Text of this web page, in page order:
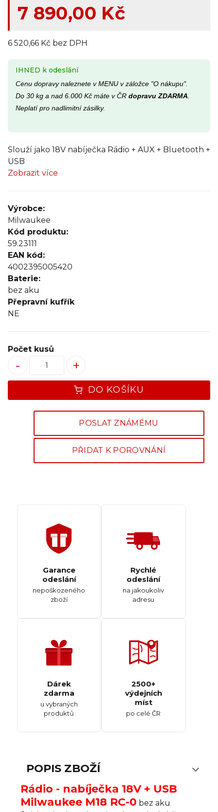
7 890,00 Kč
6 520,66 Kč bez DPH
IHNED k odeslání
Cenu dopravy naleznete v MENU v záložce "O nákupu".
Do 30 kg a nad 6.000 Kč máte v ČR dopravu ZDARMA
Neplatí pro nadlimitní zásilky.
Slouží jako 18V nabíječka Rádio + AUX + Bluetooth +
USB
Zobrazit více
Výrobce:
Milwaukee
Kód produktu:
59.23111
EAN kód:
4002395005420
Baterie:
bez aku
Přepravní kufřík
NE
DO KOŠÍKU
Počet kusů
+
-
POSLAT ZNÁMÉMU
PŘIDAT K POROVNÁNÍ
Garance
odeslání
nepoškozeného
zboží
Rychlé
odeslání
na jakoukoliv
adresu
Dárek
zdarma
u vybraných
produktů
2500+
výdejních
míst
po celé ČR
POPIS ZBOŽÍ
Rádio - nabíječka 18V + USB
Milwaukee M18 RC-0 bez aku